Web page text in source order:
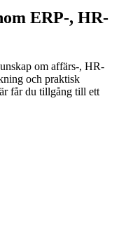
ERP-, HR-
om affärs‑, HR‑
och praktisk
får du tillgång till ett